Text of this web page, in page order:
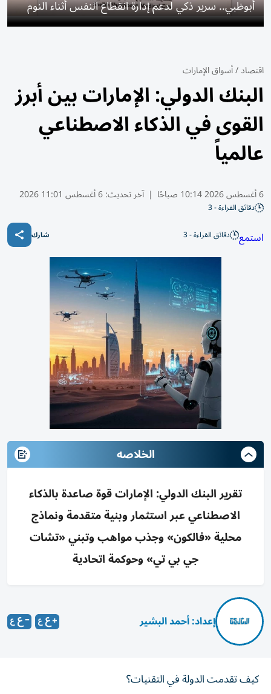
أبوظبي.. سرير ذكي لدعم إدارة انقطاع النفس أثناء النوم
اقتصاد/أسواق الإمارات
البنك الدولي: الإمارات بين أبرز
القوى في الذكاء الاصطناعي
عالمياً
6 أغسطس 2026 10:14 صباحًا | آخر تحديث:6 أغسطس 11:01 2026
دقائق القراءة - 3
استمع دقائق القراءة - 3 شارك
الخلاصه
تقرير البنك الدولي: الإمارات قوة صاعدة بالذكاء
الاصطناعي عبر استثمار وبنية متقدمة ونماذج
محلية «فالكون» وجذب مواهب وتبني «تشات
جي بي تي» وحوكمة اتحادية
إعداد: أحمد البشير
كيف تقدمت الدولة في التقنيات؟